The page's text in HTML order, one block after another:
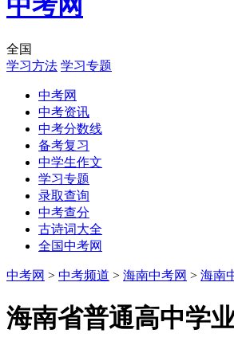
中考网
全国
学习方法 学习专题
中考网
中考资讯
中考分数线
备考复习
中学生作文
学习专题
录取查询
中考查分
古诗词大全
全国中考网
中考网 > 中考频道 > 海南中考网 > 海南
海南省普通高中学